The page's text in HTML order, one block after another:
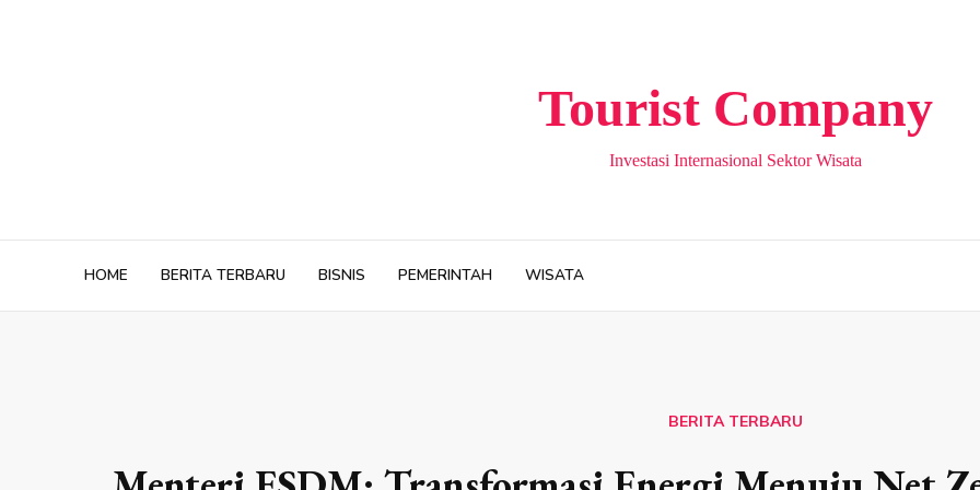
Tourist Company
Investasi Internasional Sektor Wisata
HOME BERITA TERBARU BISNIS PEMERINTAH WISATA
BERITA TERBARU